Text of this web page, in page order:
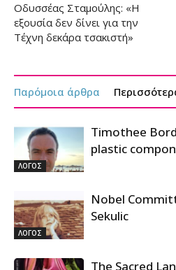
Οδυσσέας Σταμούλης: «Η
εξουσία δεν δίνει για την
Τέχνη δεκάρα τσακιστή»
Παρόμοια άρθρα
ΛΟΓΟΣ
Timothee
plastic
ΛΟΓΟΣ
Nobel
Sekulic
The Sacred